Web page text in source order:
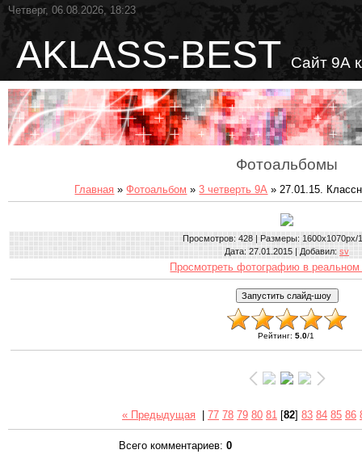
Четверг, 06.08.2026, 18:23
AKLASS-BEST Сайт 9А
Фотоальбомы
Главная »Фотоальбом »3 четверть 9А » 27.01.15.
Просмотров: 428 | Размеры: 1600x1070px/
Дата: 27.01.2015 | Добавил: sv
Просмотреть фотографию в реальном
Рейтинг:5.0/1
« Предыдущая 77 78 79 80 81 [82] 83 84 85 86
Всего комментариев: 0